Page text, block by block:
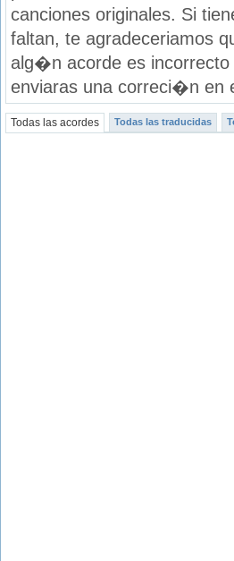
canciones originales. Si
faltan, te agradeceriamos
alg�n acorde es incorrecto
enviaras una correci�n en
Todas las acordes Todas las traducidas